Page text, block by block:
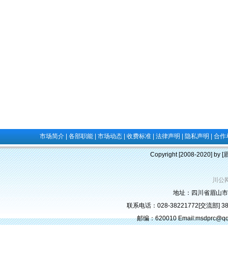
市场简介|各部职能|市场动态|收费标准|法律声明|隐私声明|合作
Copyright [2008-2020] by [
川公
地址：四川省眉山
联系电话：028-38221772[交流部]
邮编：620010